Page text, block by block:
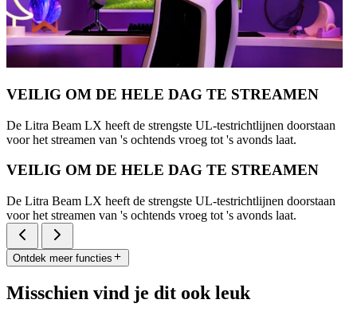
VEILIG OM DE HELE DAG TE STREAMEN
De Litra Beam LX heeft de strengste UL-testrichtlijnen doorstaan
voor het streamen van 's ochtends vroeg tot 's avonds laat.
VEILIG OM DE HELE DAG TE STREAMEN
De Litra Beam LX heeft de strengste UL-testrichtlijnen doorstaan
voor het streamen van 's ochtends vroeg tot 's avonds laat.
Ontdek meer functies
Misschien vind je dit ook leuk